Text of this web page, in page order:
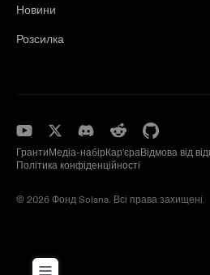
Новини
Розсилка
ГрантиМедіа-набірКар'єраВідмова від
Політика конфіденційності
© 2026 Фонд Solana. Всі права захищені.